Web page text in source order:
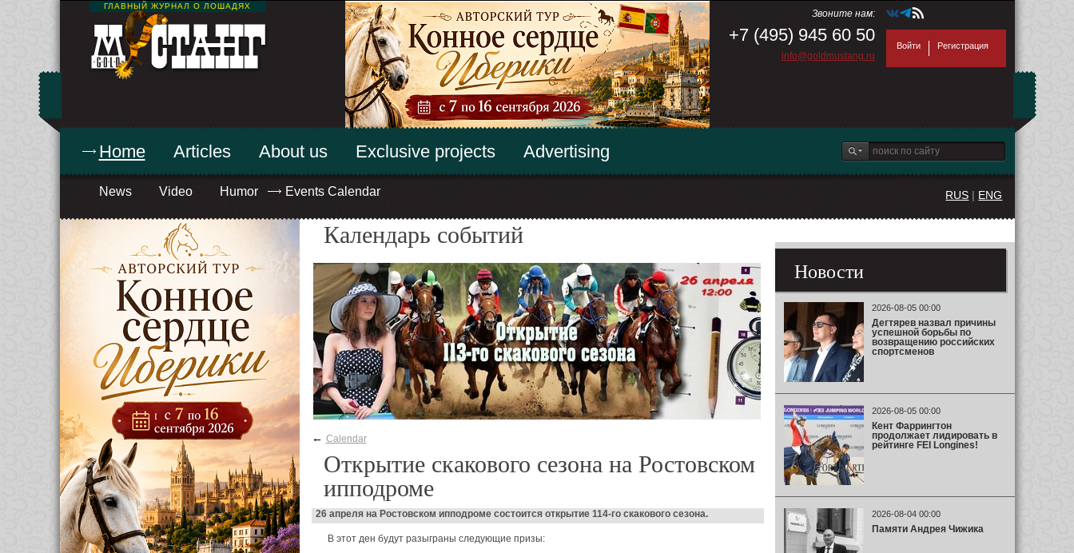
ГЛАВНЫЙ ЖУРНАЛ О ЛОШАДЯХ
Звоните нам:
+7 (495) 945 60 50
info@goldmustang.ru
Войти Регистрация
Home
News Video Humor Events Calendar
Articles About us Exclusive projects Advertising
RUS | ENG
Календарь событий
← Calendar
Открытие скакового сезона на Ростовском
ипподроме
26 апреля на Ростовском ипподроме состоится открытие 114-го скакового сезона.
В этот ден будут разыграны следующие призы:
Новости
2026-08-05 00:00
Дегтярев назвал причины
успешной борьбы по
возвращению российских
спортсменов
2026-08-05 00:00
Кент Фаррингтон
продолжает лидировать в
рейтинге FEI Longines!
2026-08-04 00:00
Памяти Андрея Чижика